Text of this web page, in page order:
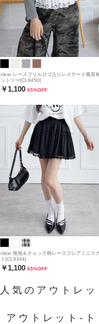
clear レースフリルロゴ入りレイヤード風長
ットソー[CL9450]
￥1,100 65%OFF
clear 無地＆チェック柄レースフレアミニス
ト[CL9344]
￥1,100 65%OFF
人気のアウトレ
アウトレット-